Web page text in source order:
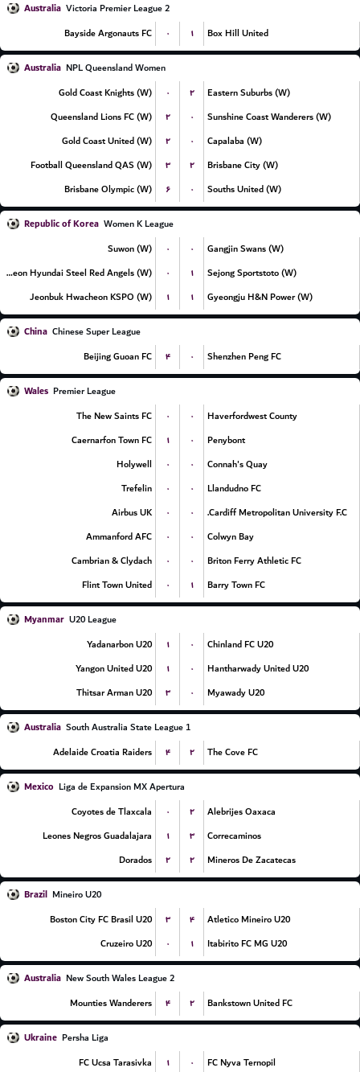
Australia Victoria Premier League 2
Bayside Argonauts FC
۰ ۱ Box Hill United
Australia NPL Queensland Women
Gold Coast Knights (W)
۰ ۲
Eastern Suburbs (W)
Queensland Lions FC (W)
۲ ۰
Sunshine Coast Wanderers (W)
Gold Coast United (W)
۲ ۰
Capalaba (W)
Football Queensland QAS (W)
۳ ۲
Brisbane City (W)
Brisbane Olympic (W)
۶ ۰ Souths United (W)
Republic of Korea Women K League
Suwon (W)
۰ ۰
Gangjin Swans (W)
Incheon Hyundai Steel Red Angels (W)
۰ ۱
Sejong Sportstoto (W)
Jeonbuk Hwacheon KSPO (W)
۱ ۱ Gyeongju H&N Power (W)
China Chinese Super League
Beijing Guoan FC
۴ ۰ Shenzhen Peng FC
Wales Premier League
The New Saints FC
۰ ۰
Haverfordwest County
Caernarfon Town FC
۱ ۰
Penybont
Holywell
۰ ۰
Connah's Quay
Trefelin
۰ ۰
Llandudno FC
Airbus UK
۰ ۰
Cardiff Metropolitan University F.C.
Ammanford AFC
۰ ۰
Colwyn Bay
Cambrian & Clydach
۰ ۰
Briton Ferry Athletic FC
Flint Town United
۰ ۱ Barry Town FC
Myanmar U20 League
Yadanarbon U20
۱ ۰
Chinland FC U20
Yangon United U20
۱ ۰
Hantharwady United U20
Thitsar Arman U20
۳ ۰ Myawady U20
Australia South Australia State League 1
Adelaide Croatia Raiders
۴ ۲ The Cove FC
Mexico Liga de Expansion MX Apertura
Coyotes de Tlaxcala
۰ ۲
Alebrijes Oaxaca
Leones Negros Guadalajara
۱ ۳
Correcaminos
Dorados
۲ ۲ Mineros De Zacatecas
Brazil Mineiro U20
Boston City FC Brasil U20
۳ ۴
Atletico Mineiro U20
Cruzeiro U20
۰ ۱ Itabirito FC MG U20
Australia New South Wales League 2
Mounties Wanderers
۴ ۲ Bankstown United FC
Ukraine Persha Liga
FC Ucsa Tarasivka
۱ ۰ FC Nyva Ternopil